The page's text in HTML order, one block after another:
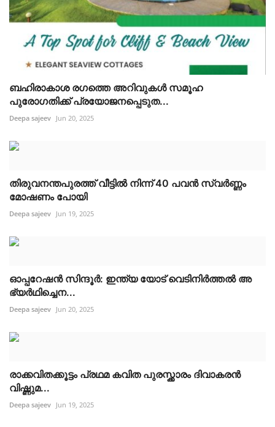
ബഹിരാകാശ രഗത്തെ അറിവുകൾ സമൂഹ
പുരോഗതിക്ക് പ്രയോജനപ്പെടുത...
Deepa sajeev Jun 20, 2025
തിരുവനന്തപുരത്ത് വീട്ടിൽ നിന്ന് 40 പവൻ സ്വർണ്ണം
മോഷണം പോയി
Deepa sajeev Jun 19, 2025
ഓപ്പറേഷൻ സിന്ദൂർ: ഇന്ത്യ യോട് വെടിനിർത്തൽ അ
ഭ്യർഥിച്ചെന...
Deepa sajeev Jun 20, 2025
രാക്കവിതക്കൂട്ടം പ്രഥമ കവിത പുരസ്ക്കാരം ദിവാകരൻ
വിഷ്ണുമ...
Deepa sajeev Jun 19, 2025